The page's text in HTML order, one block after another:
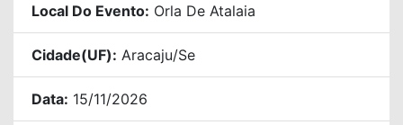
Local Do Evento: Orla De Atalaia
Cidade(UF): Aracaju/se
Data: 15/11/2026